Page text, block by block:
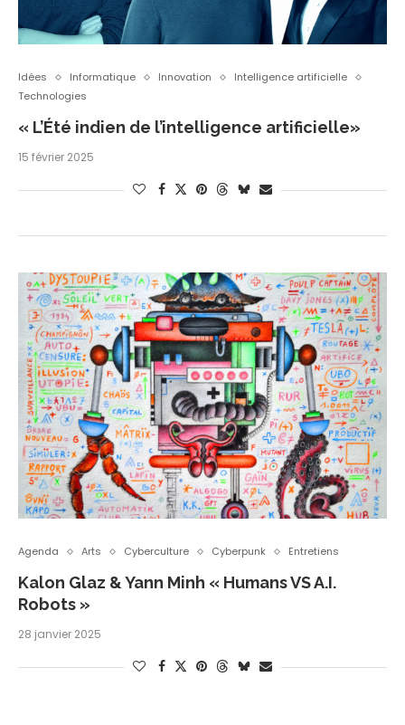
Idées Informatique Innovation
Intelligence artificielle
Technologies
« L’Été indien de l’intelligence artificielle»
15 février 2025
Agenda Arts Cyberculture Cyberpunk Entretiens
Kalon Glaz & Yann Minh « Humans VS A.I.
Robots »
28 janvier 2025